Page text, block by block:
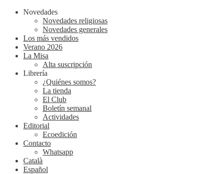
Novedades
Novedades religiosas
Novedades generales
Los más vendidos
Verano 2026
La Misa
Alta suscripción
Librería
¿Quiénes somos?
La tienda
El Club
Boletín semanal
Actividades
Editorial
Ecoedición
Contacto
Whatsapp
Català
Español